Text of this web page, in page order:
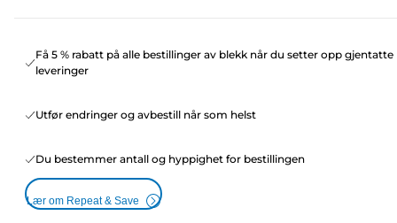
Få 5 % rabatt på alle bestillinger av blekk når du setter opp gjentatte
leveringer
Utfør endringer og avbestill når som helst
Du bestemmer antall og hyppighet for bestillingen
Lær om Repeat & Save